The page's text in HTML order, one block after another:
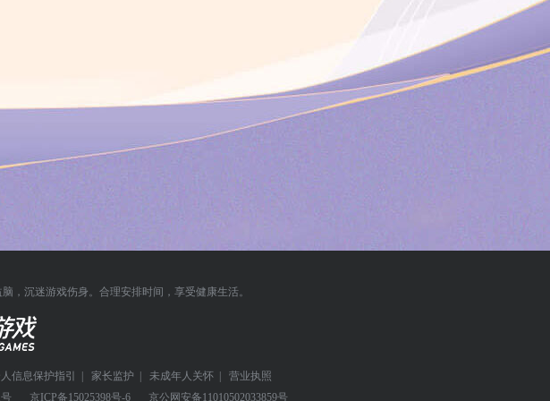
，沉迷游戏伤身。合理安排时间，享受健康生活。
信息保护指引 家长监护 未成年人关怀
营业执照
京ICP备15025398号-6 京公网安备11010502033859号